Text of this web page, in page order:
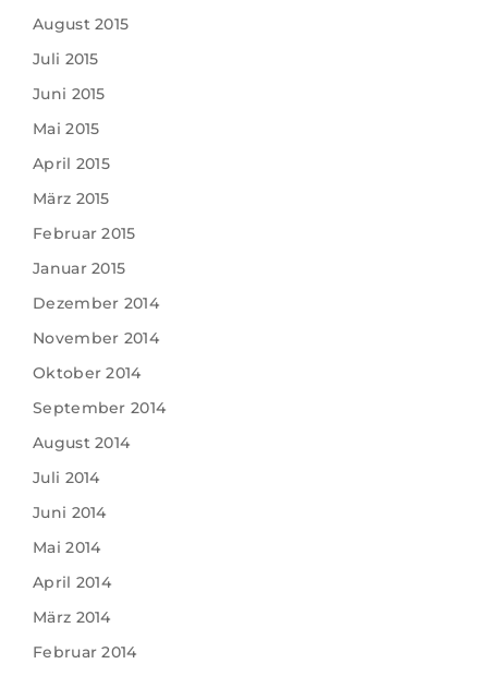
August 2015
Juli 2015
Juni 2015
Mai 2015
April 2015
März 2015
Februar 2015
Januar 2015
Dezember 2014
November 2014
Oktober 2014
September 2014
August 2014
Juli 2014
Juni 2014
Mai 2014
April 2014
März 2014
Februar 2014